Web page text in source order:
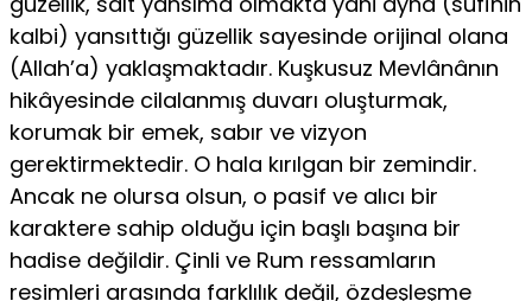
kalbi) yansıttığı güzellik sayesinde orijinal olana
(Allah’a) yaklaşmakta­dır. Kuşkusuz Mevlânânın
hikâyesinde cilalanmış duvarı oluşturmak,
korumak bir emek, sabır ve vizyon
gerektirmektedir. O hala kırılgan bir zemindir.
Ancak ne olursa olsun, o pasif ve alıcı bir
karaktere sahip olduğu için başlı başına bir
hadise değildir. Çinli ve Rum ressamların
resimleri arasında farklılık değil, özdeşleşme